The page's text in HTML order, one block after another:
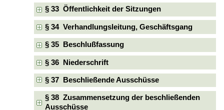
§ 33 Öffentlichkeit der Sitzungen
§ 34 Verhandlungsleitung, Geschäftsgang
§ 35 Beschlußfassung
§ 36 Niederschrift
§ 37 Beschließende Ausschüsse
§ 38 Zusammensetzung der beschließenden
Ausschüsse